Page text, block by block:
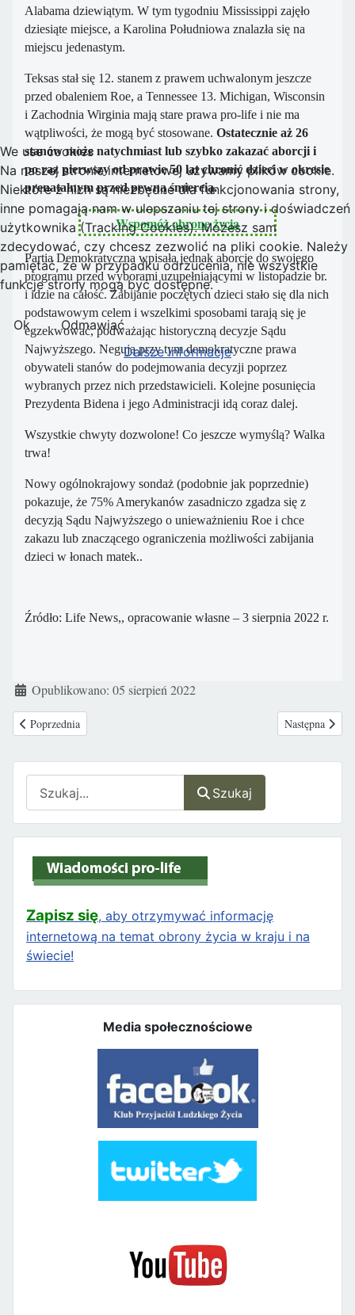
Szukaj
Zapisz się, aby otrzymywać informację
internetową na temat obrony życia w kraju i na
świecie!
Media społecznościowe
Alabama dziewiątym. W tym tygodniu Mississippi zajęło
dziesiąte miejsce, a Karolina Południowa znalazła się na
miejscu jedenastym.
Teksas stał się 12. stanem z prawem uchwalonym jeszcze
przed obaleniem Roe, a Tennessee 13. Michigan, Wisconsin
i Zachodnia Wirginia mają stare prawa pro-life i nie ma
wątpliwości, że mogą być stosowane. Ostatecznie aż 26
stanów może natychmiast lub szybko zakazać aborcji i
po raz pierwszy od prawie 50 lat chronić dzieci w okresie
prenatalnym przed pewną śmiercią.
Wspomóż obronę życia
Partia Demokratyczna wpisała jednak aborcję do swojego
programu przed wyborami uzupełniającymi w listopadzie br.
i idzie na całość. Zabijanie poczętych dzieci stało się dla nich
podstawowym celem i wszelkimi sposobami tarają się je
egzekwować, podważając historyczną decyzje Sądu
Najwyższego. Negują przy tym demokratyczne prawa
obywateli stanów do podejmowania decyzji poprzez
wybranych przez nich przedstawicieli. Kolejne posunięcia
Prezydenta Bidena i jego Administracji idą coraz dalej.
Wszystkie chwyty dozwolone! Co jeszcze wymyślą? Walka
trwa!
Nowy ogólnokrajowy sondaż (podobnie jak poprzednie)
pokazuje, że 75% Amerykanów zasadniczo zgadza się z
decyzją Sądu Najwyższego o unieważnieniu Roe i chce
zakazu lub znaczącego ograniczenia możliwości zabijania
dzieci w łonach matek..
Źródło: Life News,, opracowanie własne – 3 sierpnia 2022 r.
Szczegóły
Opublikowano: 05 sierpień 2022
Poprzednia strona: „Puste gniazdo" chwyta za serce! Utwór o dzieciach,
Poprzednia Następna
Następna
We use cookies
Na naszej stronie internetowej używamy plików cookie.
Niektóre z nich są niezbędne dla funkcjonowania strony,
inne pomagają nam w ulepszaniu tej strony i doświadczeń
użytkownika (Tracking Cookies). Możesz sam
zdecydować, czy chcesz zezwolić na pliki cookie. Należy
pamiętać, że w przypadku odrzucenia, nie wszystkie
funkcje strony mogą być dostępne.
Ok
Odmawiać
Dalsze informacje